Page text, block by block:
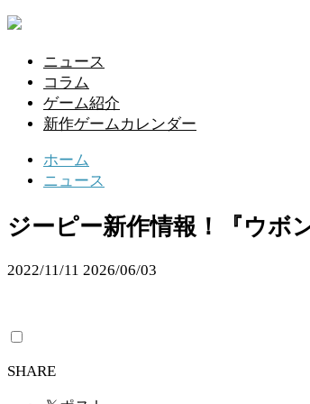
ニュース
コラム
ゲーム紹介
新作ゲームカレンダー
ホーム
ニュース
ジーピー新作情報！『ウボ
2022/11/11 2026/06/03
SHARE